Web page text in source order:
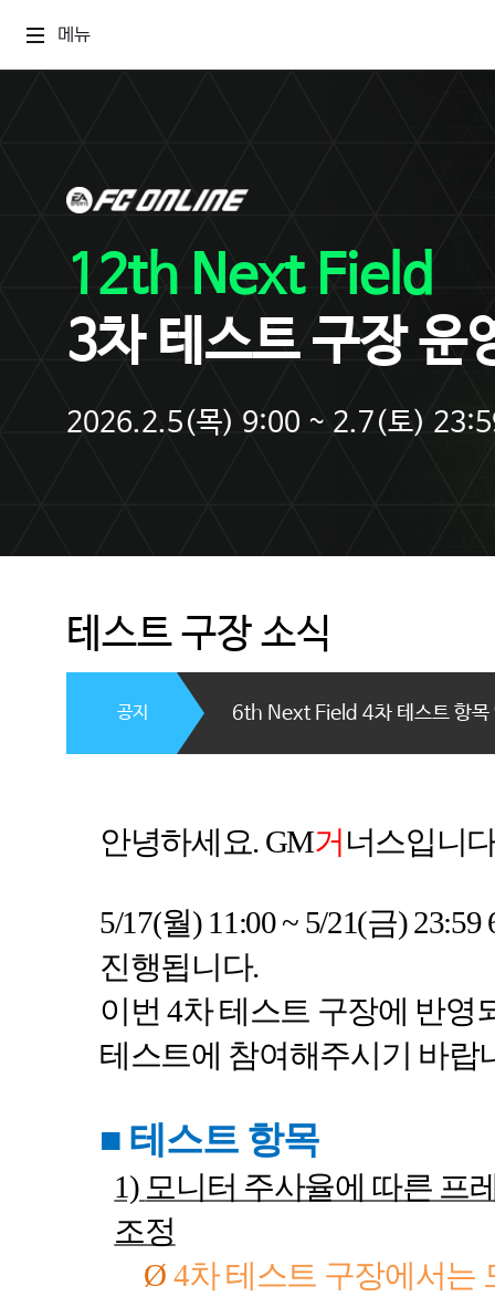
메뉴
12th Next Field
3차 테스트 구장 운
2026.2.5(목) 9:00 ~ 2.7(토)
테스트 구장 소식
6th Next Field 4차 테스트 항목
공지
안녕하세요. GM거 너스입니
5/17(월) 11:00 ~ 5/21(금) 23:59
진행됩니다.
이번 4차 테스트 구장에 반영
테스트에 참여해주시기 바랍
■ 테스트 항목
1) 모니터 주사율에 따른 프
조정
Ø 4차 테스트 구장에서는